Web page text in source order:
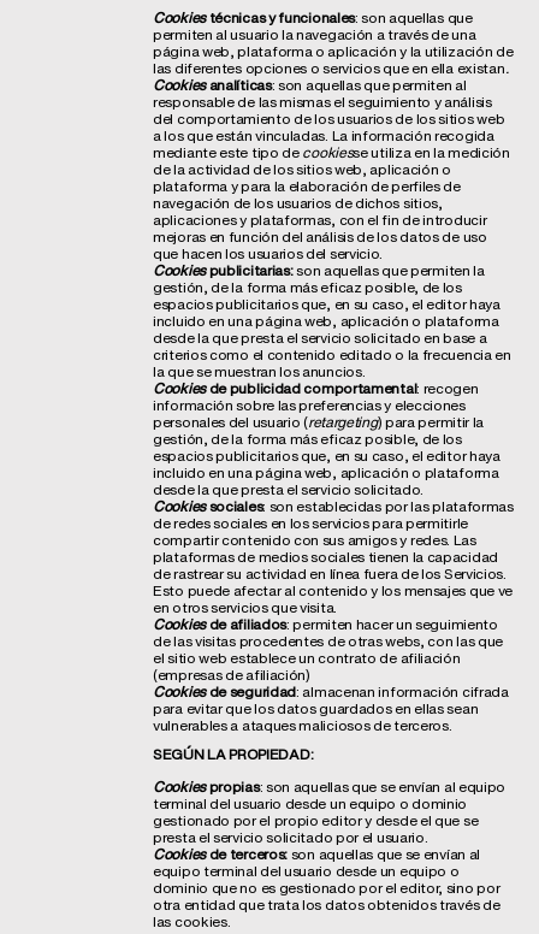
Cookiestécnicas y funcionales: son aquellas que
permiten al usuario la navegación a través de una
página web, plataforma o aplicación y la utilización de
las diferentes opciones o servicios que en ella existan.
Cookiesanalíticas: son aquellas que permiten al
responsable de las mismas el seguimiento y análisis
del comportamiento de los usuarios de los sitios web
a los que están vinculadas. La información recogida
mediante este tipo decookiesse utiliza en la medición
de la actividad de los sitios web, aplicación o
plataforma y para la elaboración de perfiles de
navegación de los usuarios de dichos sitios,
aplicaciones y plataformas, con el fin de introducir
mejoras en función del análisis de los datos de uso
que hacen los usuarios del servicio.
Cookiespublicitarias:son aquellas que permiten la
gestión, de la forma más eficaz posible, de los
espacios publicitarios que, en su caso, el editor haya
incluido en una página web, aplicación o plataforma
desde la que presta el servicio solicitado en base a
criterios como el contenido editado o la frecuencia en
la que se muestran los anuncios.
Cookiesde publicidad comportamental: recogen
información sobre las preferencias y elecciones
personales del usuario (retargeting) para permitir la
gestión, de la forma más eficaz posible, de los
espacios publicitarios que, en su caso, el editor haya
incluido en una página web, aplicación o plataforma
desde la que presta el servicio solicitado.
Cookiessociales: son establecidas por las plataformas
de redes sociales en los servicios para permitirle
compartir contenido con sus amigos y redes. Las
plataformas de medios sociales tienen la capacidad
de rastrear su actividad en línea fuera de los Servicios.
Esto puede afectar al contenido y los mensajes que ve
en otros servicios que visita.
Cookiesde afiliados: permiten hacer un seguimiento
de las visitas procedentes de otras webs, con las que
el sitio web establece un contrato de afiliación
(empresas de afiliación)
Cookiesde seguridad: almacenan información cifrada
para evitar que los datos guardados en ellas sean
vulnerables a ataques maliciosos de terceros.
SEGÚN LA PROPIEDAD:
Cookiespropias: son aquellas que se envían al equipo
terminal del usuario desde un equipo o dominio
gestionado por el propio editor y desde el que se
presta el servicio solicitado por el usuario.
Cookiesde terceros:son aquellas que se envían al
equipo terminal del usuario desde un equipo o
dominio que no es gestionado por el editor, sino por
otra entidad que trata los datos obtenidos través de
las cookies.